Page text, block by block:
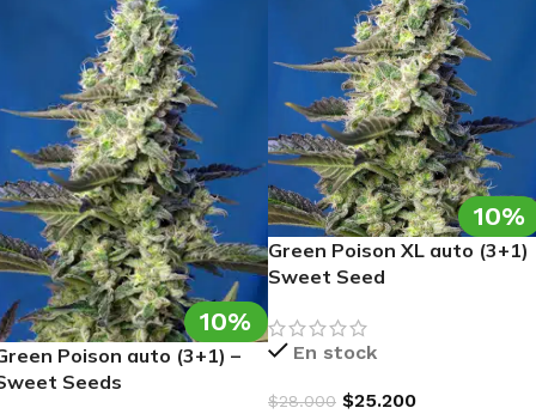
10%
Poison auto (3+1) –
Seeds
10%
Green Poison XL auto (3+1)
Sweet Seed
En stock
$28.000 $25.200